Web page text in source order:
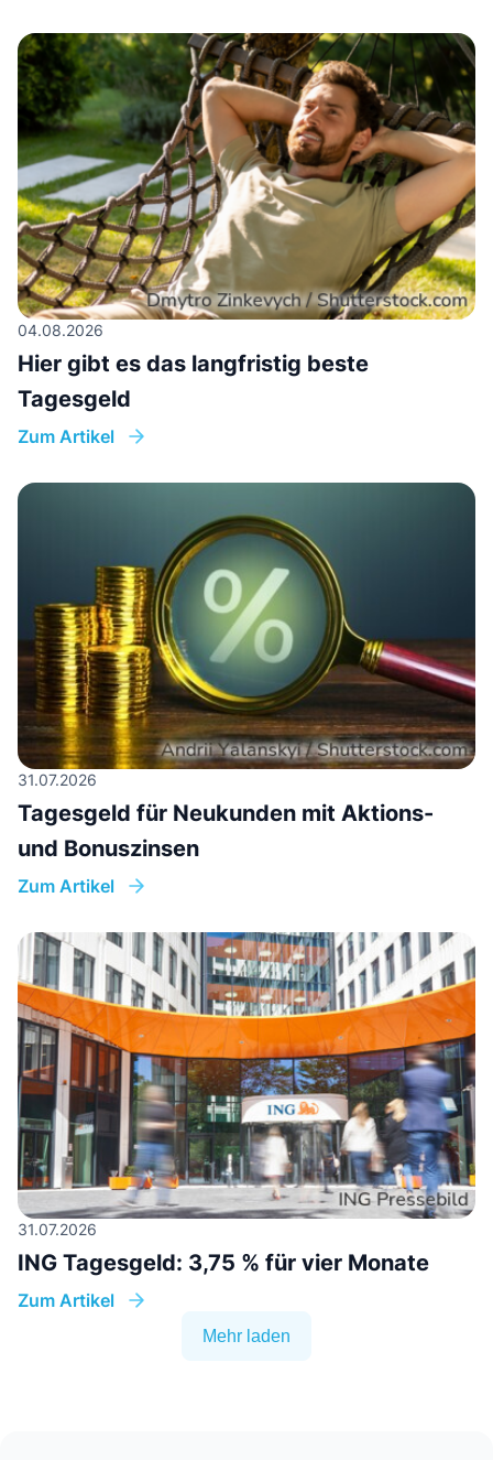
04.08.2026
Hier gibt es das langfristig beste
Tagesgeld
Zum Artikel
31.07.2026
Tagesgeld für Neukunden mit Aktions-
und Bonuszinsen
Zum Artikel
31.07.2026
ING Tagesgeld: 3,75 % für vier Monate
Zum Artikel
Mehr laden